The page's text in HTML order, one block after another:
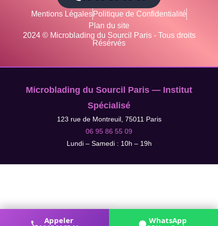
Mentions LégalesPolitique de Confidentialité
Plan du site
2024 © Microblading du Sourcil Paris - Tous droits
Résérvés
Microblading du Sourcil Paris — Institut
Spécialisé
123 rue de Montreuil, 75011 Paris
06 95 86 55 09
Lundi – Samedi : 10h – 19h
Appeler WhatsApp